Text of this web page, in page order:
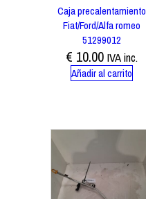
Caja precalentamiento
Fiat/Ford/Alfa romeo
51299012
€ 10.00 IVA inc.
Añadir al carrito